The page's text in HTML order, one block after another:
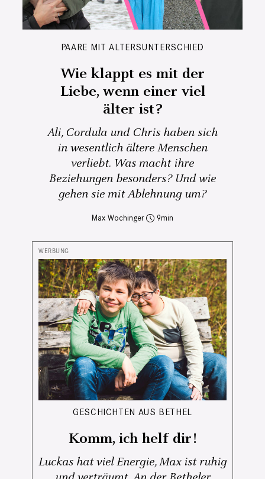
PAARE MIT ALTERSUNTERSCHIED
Wie klappt es mit der
Liebe, wenn einer viel
älter ist?
Ali, Cordula und Chris haben sich
in wesentlich ältere Menschen
verliebt. Was macht ihre
Beziehungen besonders? Und wie
gehen sie mit Ablehnung um?
Max Wochinger 9
GESCHICHTEN AUS BETHEL
Komm, ich helf dir!
Luckas hat viel Energie, Max ist ruhig